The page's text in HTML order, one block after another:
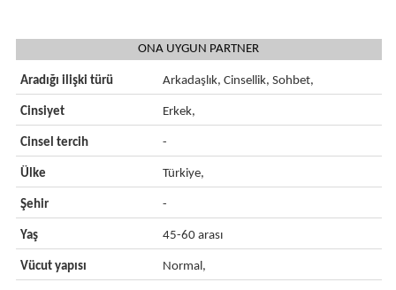
ONA UYGUN PARTNER
Aradığı ilişki türü Arkadaşlık, Cinsellik, Sohbet,
Cinsiyet Erkek,
Cinsel tercih -
Ülke Türkiye,
Şehir -
Yaş 45-60 arası
Vücut yapısı Normal,